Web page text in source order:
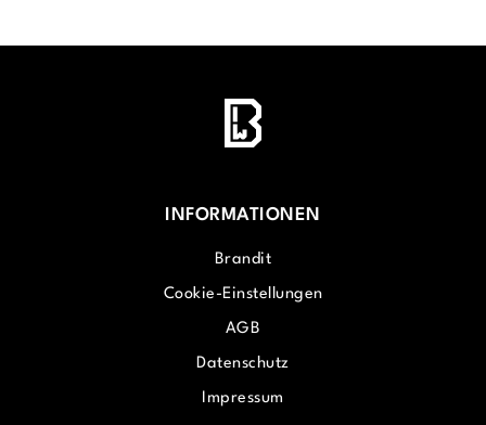
INFORMATIONEN
Brandit
Cookie-Einstellungen
AGB
Datenschutz
Impressum